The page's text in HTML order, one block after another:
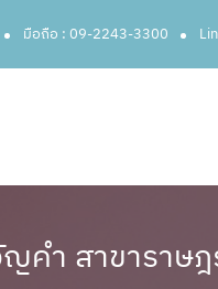
มือถือ : 09-2243-3300
คำ สาขาราษ